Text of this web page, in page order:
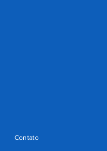
Contato